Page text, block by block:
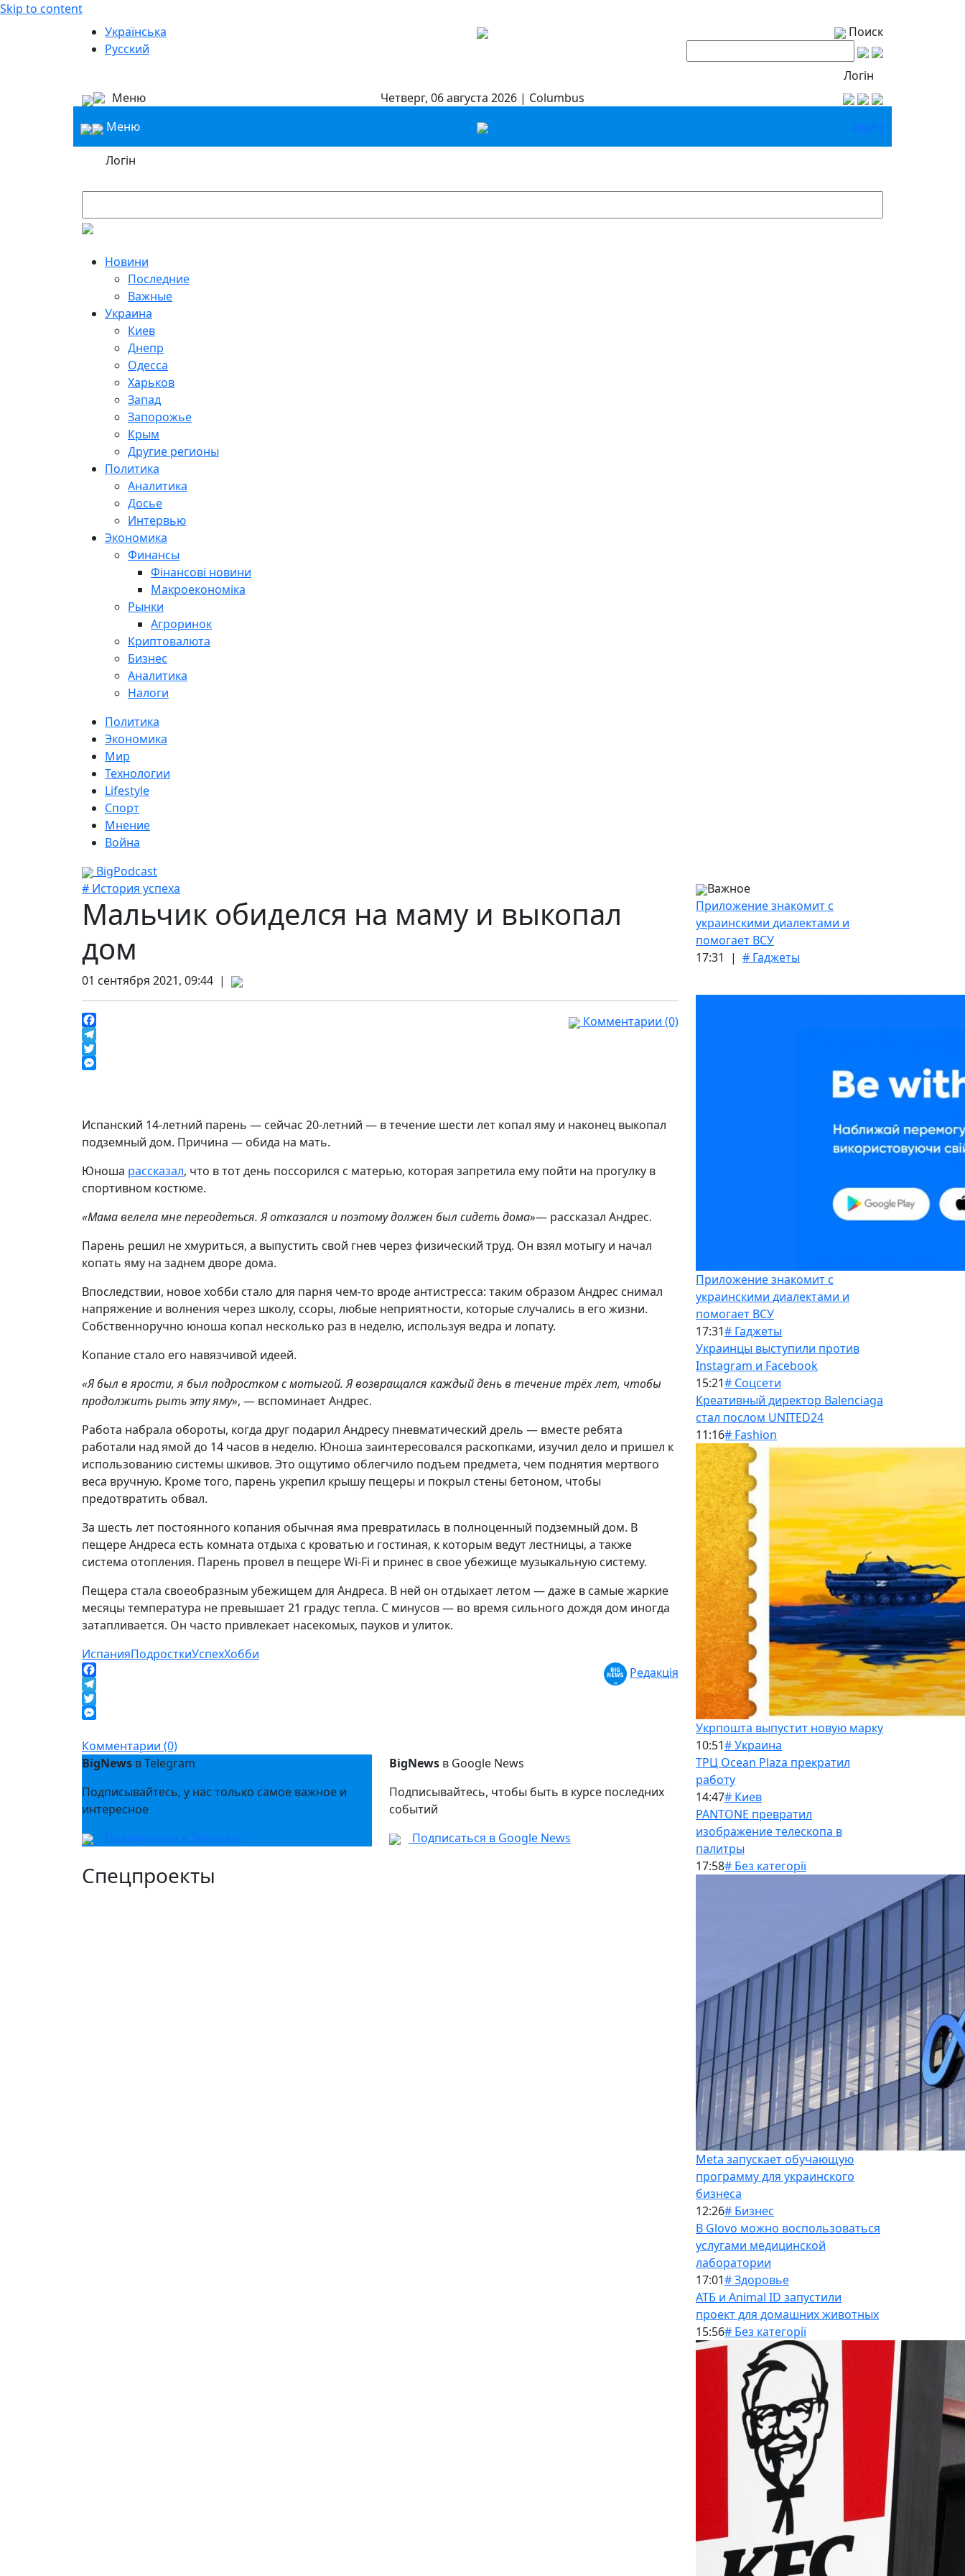
Skip to content
Українська
Русский
Поиск
Логін
Меню
Четверг, 06 августа 2026 | Columbus
Меню
УкрРу
Логін
Новини
Последние
Важные
Украина
Киев
Днепр
Одесса
Харьков
Запад
Запорожье
Крым
Другие регионы
Политика
Аналитика
Досье
Интервью
Экономика
Финансы
Фінансові новини
Макроекономіка
Рынки
Агроринок
Криптовалюта
Бизнес
Аналитика
Налоги
Политика
Экономика
Мир
Технологии
Lifestyle
Спорт
Мнение
Война
BigPodcast
# История успеха
Мальчик обиделся на маму и выкопал
дом
01 сентября 2021, 09:44 |
Facebook
Telegram
Twitter
Комментарии (0)
Испанский 14-летний парень — сейчас 20-летний — в течение шести лет копал яму и наконец выкопал
подземный дом. Причина — обида на мать.
Юноша рассказал, что в тот день поссорился с матерью, которая запретила ему пойти на прогулку в
спортивном костюме.
«Мама велела мне переодеться. Я отказался и поэтому должен был сидеть дома»— рассказал Андрес.
Парень решил не хмуриться, а выпустить свой гнев через физический труд. Он взял мотыгу и начал
копать яму на заднем дворе дома.
Впоследствии, новое хобби стало для парня чем-то вроде антистресса: таким образом Андрес снимал
напряжение и волнения через школу, ссоры, любые неприятности, которые случались в его жизни.
Собственноручно юноша копал несколько раз в неделю, используя ведра и лопату.
Копание стало его навязчивой идеей.
«Я был в ярости, я был подростком с мотыгой. Я возвращался каждый день в течение трёх лет, чтобы
продолжить рыть эту яму», — вспоминает Андрес.
Работа набрала обороты, когда друг подарил Андресу пневматический дрель — вместе ребята
работали над ямой до 14 часов в неделю. Юноша заинтересовался раскопками, изучил дело и пришел к
использованию системы шкивов. Это ощутимо облегчило подъем предмета, чем поднятия мертвого
веса вручную. Кроме того, парень укрепил крышу пещеры и покрыл стены бетоном, чтобы
предотвратить обвал.
За шесть лет постоянного копания обычная яма превратилась в полноценный подземный дом. В
пещере Андреса есть комната отдыха с кроватью и гостиная, к которым ведут лестницы, а также
система отопления. Парень провел в пещере Wi-Fi и принес в свое убежище музыкальную систему.
Пещера стала своеобразным убежищем для Андреса. В ней он отдыхает летом — даже в самые жаркие
месяцы температура не превышает 21 градус тепла. С минусов — во время сильного дождя дом иногда
затапливается. Он часто привлекает насекомых, пауков и улиток.
ИспанияПодросткиУспехХобби
Facebook
Telegram
Twitter
Редакція
Комментарии (0)
BigNews в Telegram
Подписывайтесь, у нас только самое важное и
интересное
Подписаться в Telegram
BigNewsв Google News
Подписывайтесь, чтобы быть в курсе последних
событий
Подписаться в Google News
Спецпроекты
Важное
Приложение знакомит с
украинскими диалектами и
помогает ВСУ
17:31 | # Гаджеты
Приложение знакомит с
украинскими диалектами и
помогает ВСУ
17:31# Гаджеты
Украинцы выступили против
Instagram и Facebook
15:21# Соцсети
Креативный директор Balenciaga
стал послом UNITED24
11:16# Fashion
Укрпошта выпустит новую марку
10:51# Украина
ТРЦ Ocean Plaza прекратил
работу
14:47# Киев
PANTONE превратил
изображение телескопа в
палитры
17:58# Без категорії
Meta запускает обучающую
программу для украинского
бизнеса
12:26# Бизнес
В Glovo можно воспользоваться
услугами медицинской
лаборатории
17:01# Здоровье
АТБ и Animal ID запустили
проект для домашних животных
15:56# Без категорії